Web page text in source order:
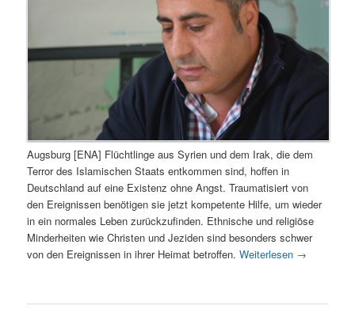
Augsburg [ENA] Flüchtlinge aus Syrien und dem Irak, die dem
Terror des Islamischen Staats entkommen sind, hoffen in
Deutschland auf eine Existenz ohne Angst. Traumatisiert von
den Ereignissen benötigen sie jetzt kompetente Hilfe, um wieder
in ein normales Leben zurückzufinden. Ethnische und religiöse
Minderheiten wie Christen und Jeziden sind besonders schwer
von den Ereignissen in ihrer Heimat betroffen.Weiterlesen →